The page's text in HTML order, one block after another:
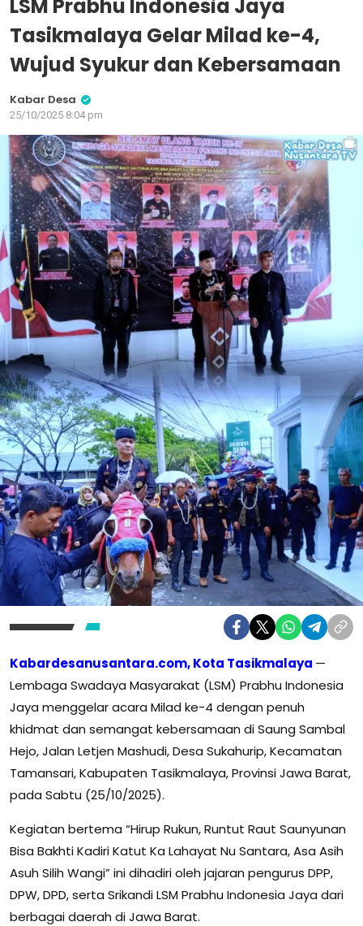
LSM Prabhu Indonesia Jaya
Tasikmalaya Gelar Milad ke-4,
Wujud Syukur dan Kebersamaan
Kabar Desa
25/10/2025 8:04 pm
Kabardesanusantara.com, Kota Tasikmalaya —
Lembaga Swadaya Masyarakat (LSM) Prabhu Indonesia
Jaya menggelar acara Milad ke-4 dengan penuh
khidmat dan semangat kebersamaan di Saung Sambal
Hejo, Jalan Letjen Mashudi, Desa Sukahurip, Kecamatan
Tamansari, Kabupaten Tasikmalaya, Provinsi Jawa Barat,
pada Sabtu (25/10/2025).
Kegiatan bertema “Hirup Rukun, Runtut Raut Saunyunan
Bisa Bakhti Kadiri Katut Ka Lahayat Nu Santara, Asa Asih
Asuh Silih Wangi” ini dihadiri oleh jajaran pengurus DPP,
DPW, DPD, serta Srikandi LSM Prabhu Indonesia Jaya dari
berbagai daerah di Jawa Barat.